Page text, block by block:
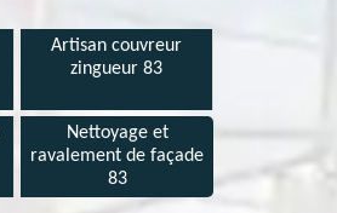
Artisan couvreur
zingueur 83
Nettoyage et
ravalement de façade
83